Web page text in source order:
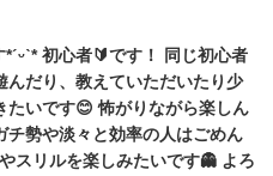
初心者🔰です！ 同じ初心者
んだり、教えていただいたり少
たいです😊 怖がりながら楽しん
チ勢や淡々と効率の人はごめん
スリルを楽しみたいです👻 よろ